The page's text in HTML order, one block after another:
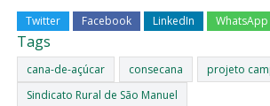
Twitter Facebook LinkedIn WhatsApp
Tags
cana-de-açúcar consecana
projeto
Sindicato Rural de São Manuel